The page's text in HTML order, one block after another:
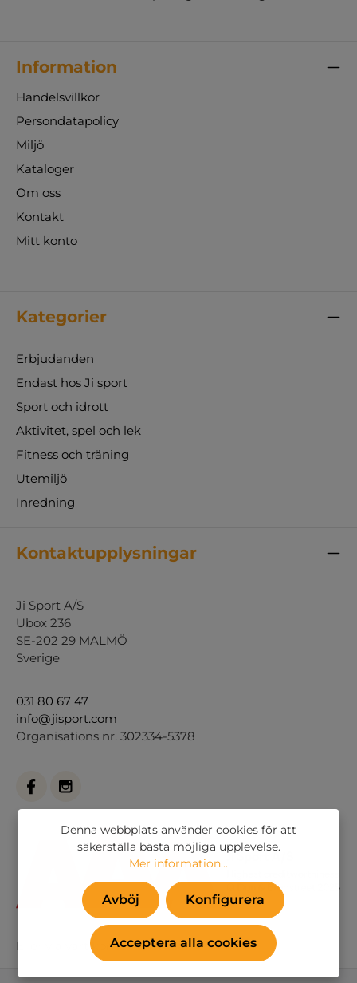
Information
Handelsvillkor
Persondatapolicy
Miljö
Kataloger
Om oss
Kontakt
Mitt konto
Kategorier
Erbjudanden
Endast hos Ji sport
Sport och idrott
Aktivitet, spel och lek
Fitness och träning
Utemiljö
Inredning
Kontaktupplysningar
Ji Sport A/S
Ubox 236
SE-202 29 MALMÖ
Sverige
031 80 67 47
info@jisport.com
Organisations nr. 302334-5378
Eller via vårt kontaktformulär.
Denna webbplats använder cookies för att
säkerställa bästa möjliga upplevelse.
Mer information...
Avböj Konfigurera
Acceptera alla cookies